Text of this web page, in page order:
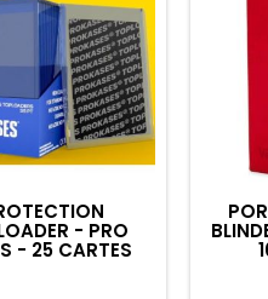
- PRO
- 25 CARTES